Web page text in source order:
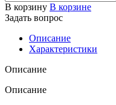
В корзину В корзине
Задать вопрос
Описание
Характеристики
Описание
Описание